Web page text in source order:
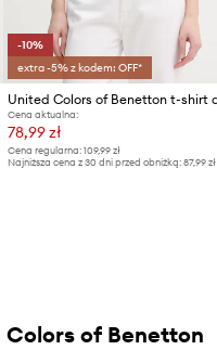
-10%
extra -5% z kodem: OFF*
Cena aktualna:
78,99 zł
Cena regularna:109,99 zł
Najniższa cena z 30 dni przed obniżką:87,99 zł
of Benetton